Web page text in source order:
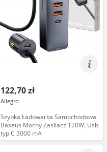
122,70 zł
Allegro
Szybka Ładowarka Samochodowa
Baseus Mocny Zasilacz 120W, Usb
typ C 3000 mA